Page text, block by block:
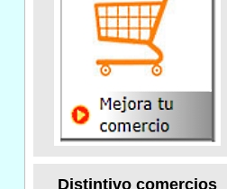
Distintivo comercios